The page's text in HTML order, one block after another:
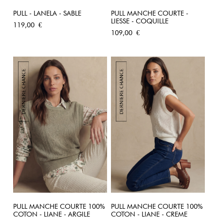
PULL - LANELA - SABLE
Prix
119,00 €
PULL MANCHE COURTE -
LIESSE - COQUILLE
Prix
109,00 €
PULL MANCHE COURTE 100%
COTON - LIANE - ARGILE
PULL MANCHE COURTE 100%
COTON - LIANE - CREME